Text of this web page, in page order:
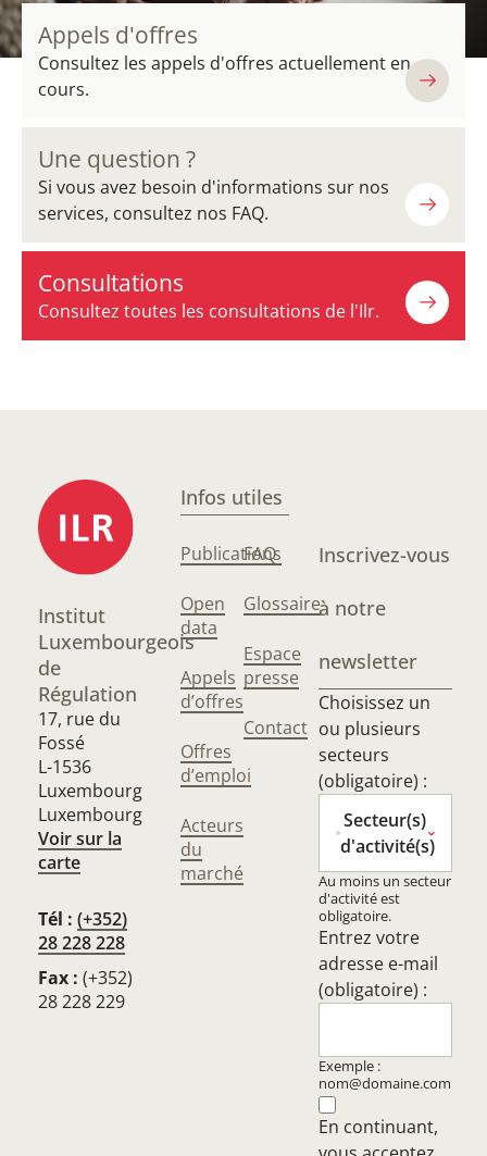
Appels d'offres
Consultez les appels d'offres actuellement en
cours.
Une question ?
Si vous avez besoin d'informations sur nos
services, consultez nos FAQ.
Consultations
Consultez toutes les consultations de l'Ilr.
Institut
Luxembourgeois
de
Régulation
17, rue du
Fossé
L-1536
Luxembourg
Luxembourg
Voir sur la
carte
Tél : (+352)
28 228 228
Fax : (+352)
28 228 229
Infos utiles
Publications
Open
data
Appels
d’offres
Offres
d’emploi
Acteurs
du
marché
FAQ
Glossaire
Espace
presse
Contact
Inscrivez-vous
à notre
newsletter
Choisissez un
ou plusieurs
secteurs
(obligatoire) :
Secteur(s)
d'activité(s)
Au moins un secteur
d'activité est
obligatoire.
Entrez votre
adresse e-mail
(obligatoire) :
Exemple :
nom@domaine.com
En continuant,